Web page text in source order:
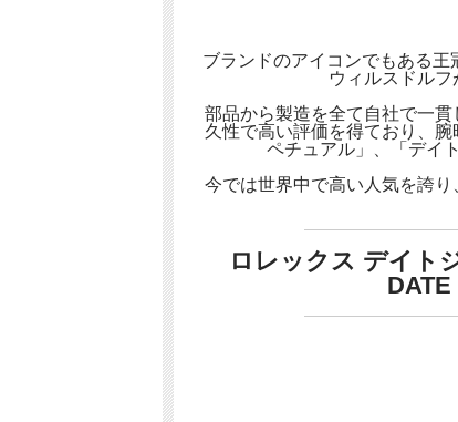
ブランドのアイコンでもある王
ウィルスドルフ
部品から製造を全て自社で一
久性で高い評価を得ており、
ペチュアル」、「デイ
今では世界中で高い人気を誇り
ロレックス デイト